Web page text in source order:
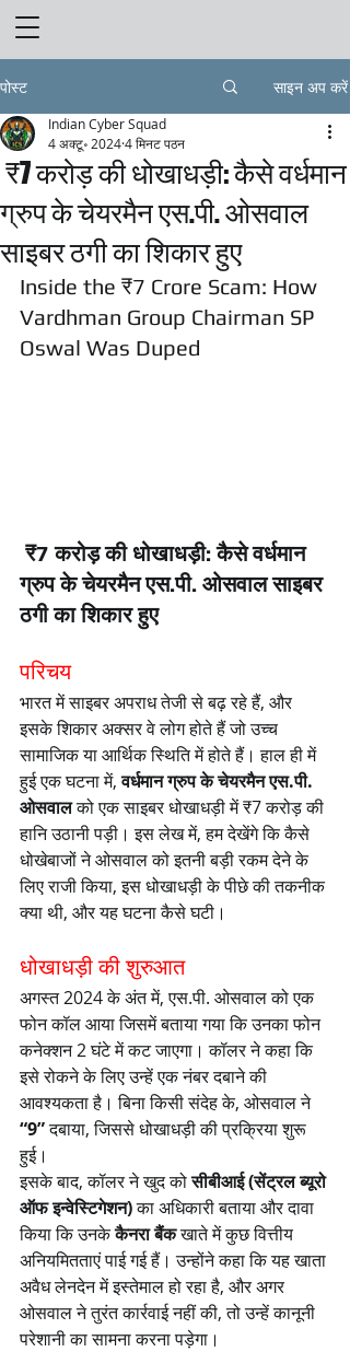
पोस्ट साइन अप करें
₹7 करोड़ की धोखाधड़ी: कैसे वर्धमान
ग्रुप के चेयरमैन एस.पी. ओसवाल
साइबर ठगी का शिकार हुए
Indian Cyber Squad
4 अक्टू॰ 20244 मिनट पठन
Inside the ₹7 Crore Scam: How
Vardhman Group Chairman SP
Oswal Was Duped
₹7 करोड़ की धोखाधड़ी: कैसे वर्धमान
ग्रुप के चेयरमैन एस.पी. ओसवाल साइबर
ठगी का शिकार हुए
परिचय
भारत में साइबर अपराध तेजी से बढ़ रहे हैं, और
इसके शिकार अक्सर वे लोग होते हैं जो उच्च
सामाजिक या आर्थिक स्थिति में होते हैं। हाल ही में
हुई एक घटना में, वर्धमान ग्रुप के चेयरमैन एस.पी.
ओसवाल को एक साइबर धोखाधड़ी में ₹7 करोड़ की
हानि उठानी पड़ी। इस लेख में, हम देखेंगे कि कैसे
धोखेबाजों ने ओसवाल को इतनी बड़ी रकम देने के
लिए राजी किया, इस धोखाधड़ी के पीछे की तकनीक
क्या थी, और यह घटना कैसे घटी।
धोखाधड़ी की शुरुआत
अगस्त 2024 के अंत में, एस.पी. ओसवाल को एक
फोन कॉल आया जिसमें बताया गया कि उनका फोन
कनेक्शन 2 घंटे में कट जाएगा। कॉलर ने कहा कि
इसे रोकने के लिए उन्हें एक नंबर दबाने की
आवश्यकता है। बिना किसी संदेह के, ओसवाल ने
“9” दबाया, जिससे धोखाधड़ी की प्रक्रिया शुरू
हुई।
इसके बाद, कॉलर ने खुद को सीबीआई (सेंट्रल ब्यूरो
ऑफ इन्वेस्टिगेशन) का अधिकारी बताया और दावा
किया कि उनके कैनरा बैंक खाते में कुछ वित्तीय
अनियमितताएं पाई गई हैं। उन्होंने कहा कि यह खाता
अवैध लेनदेन में इस्तेमाल हो रहा है, और अगर
ओसवाल ने तुरंत कार्रवाई नहीं की, तो उन्हें कानूनी
परेशानी का सामना करना पड़ेगा।